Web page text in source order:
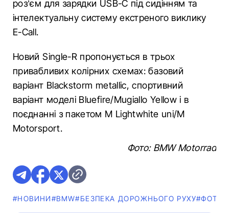
роз’єм для зарядки USB-C під сидінням та
інтелектуальну систему екстреного виклику
E-Call.
Новий Single-R пропонується в трьох
привабливих колірних схемах: базовий
варіант Blackstorm metallic, спортивний
варіант моделі Bluefire/Mugiallo Yellow і в
поєднанні з пакетом M Lightwhite uni/M
Motorsport.
Фото: BMW Motorrad
#НОВИНИ#BMW#БЕЗПЕКА ДОРОЖНЬОГО РУХУ#ФОТО